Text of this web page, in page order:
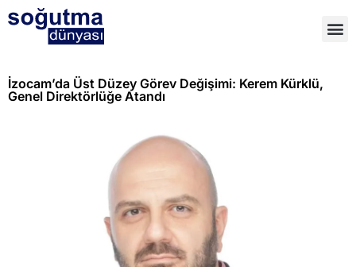
İzocam’da Üst Düzey Görev Değişimi: Kerem Kürklü,
Genel Direktörlüğe Atandı